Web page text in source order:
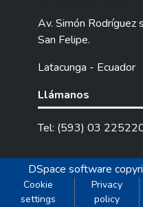
Av. Simón Rodríguez
San Felipe.
Latacunga - Ecuador
Llámanos
Tel: (593) 03
DSpace software
Cookie
settings
Privacy
policy